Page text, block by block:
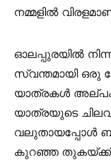
നമ്മളിൽ
ഓലപ്പുരയിൽ
സ്വന്തമായി ഒരു
യാത്രകൾ അല്പം
യാത്രയുടെ
വലുതായപ്പോൾ
കുറഞ്ഞ തുകയ്ക്ക്